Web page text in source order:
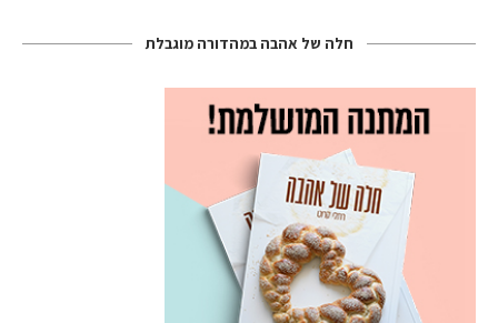
חלה של אהבה במהדורה מוגבלת